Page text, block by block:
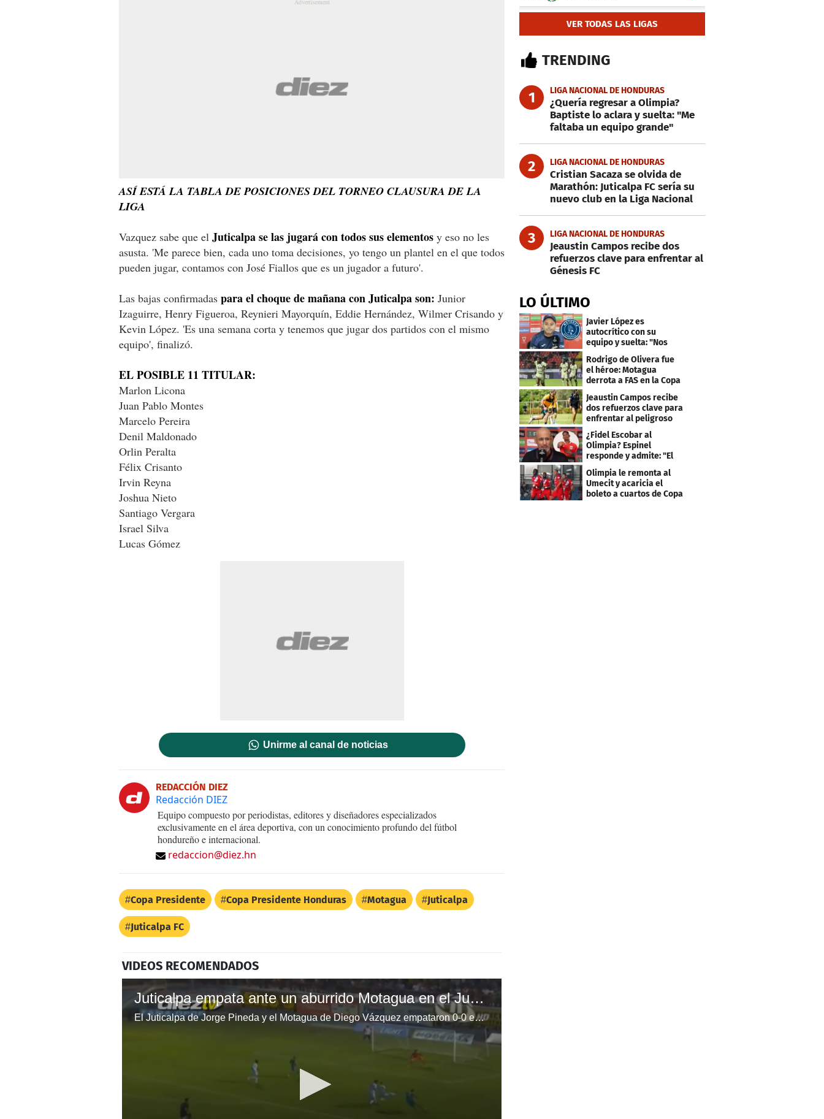
ASÍ ESTÁ LA TABLA DE POSICIONES DEL TORNEO CLAUSURA DE LA
LIGA
Vazquez sabe que el Juticalpa se las jugará con todos sus elementos y eso no les
asusta. 'Me parece bien, cada uno toma decisiones, yo tengo un plantel en el que todos
pueden jugar, contamos con José Fiallos que es un jugador a futuro'.
Las bajas confirmadas para el choque de mañana con Juticalpa son: Junior
Izaguirre, Henry Figueroa, Reynieri Mayorquín, Eddie Hernández, Wilmer Crisando y
Kevin López. 'Es una semana corta y tenemos que jugar dos partidos con el mismo
equipo', finalizó.
EL POSIBLE 11 TITULAR:
Marlon Licona
Juan Pablo Montes
Marcelo Pereira
Denil Maldonado
Orlin Peralta
Félix Crisanto
Irvin Reyna
Joshua Nieto
Santiago Vergara
Israel Silva
Lucas Gómez
Unirme al canal de noticias
REDACCIÓN DIEZ
Redacción DIEZ
Equipo compuesto por periodistas, editores y diseñadores especializados
exclusivamente en el área deportiva, con un conocimiento profundo del fútbol
hondureño e internacional.
redaccion@diez.hn
Copa Presidente Copa Presidente Honduras Motagua Juticalpa
Juticalpa FC
VIDEOS RECOMENDADOS
Juticalpa empata ante un aburrido Motagua en el Juan Ramón Brevé
El Juticalpa de Jorge Pineda y el Motagua de Diego Vázquez empataron 0-0 en el estadio Juan Ramón Brevé de Olancho por la jornada 6.
VER TODAS LAS LIGAS
TRENDING
1 LIGA NACIONAL DE HONDURAS
¿Quería regresar a Olimpia?
Baptiste lo aclara y suelta: "Me
faltaba un equipo grande"
2 LIGA NACIONAL DE HONDURAS
Cristian Sacaza se olvida de
Marathón: Juticalpa FC sería su
nuevo club en la Liga Nacional
3 LIGA NACIONAL DE HONDURAS
Jeaustin Campos recibe dos
refuerzos clave para enfrentar al
Génesis FC
LO ÚLTIMO
Javier López es
autocrítico con su
equipo y suelta: "Nos
costó muchísimo..."
Rodrigo de Olivera fue
el héroe: Motagua
derrota a FAS en la Copa
Centroamericana
Jeaustin Campos recibe
dos refuerzos clave para
enfrentar al peligroso
Génesis FC
¿Fidel Escobar al
Olimpia? Espinel
responde y admite: "El
resultado fue corto"
Olimpia le remonta al
Umecit y acaricia el
boleto a cuartos de Copa